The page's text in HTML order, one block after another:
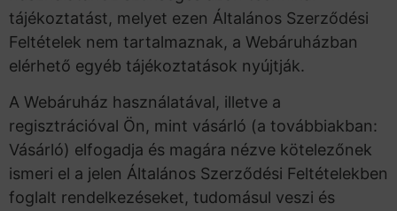
tájékoztatást, melyet ezen Általános Szerződési
Feltételek nem tartalmaznak, a Webáruházban
elérhető egyéb tájékoztatások nyújtják.
A Webáruház használatával, illetve a
regisztrációval Ön, mint vásárló (a továbbiakban:
Vásárló) elfogadja és magára nézve kötelezőnek
ismeri el a jelen Általános Szerződési Feltételekben
foglalt rendelkezéseket, tudomásul veszi és